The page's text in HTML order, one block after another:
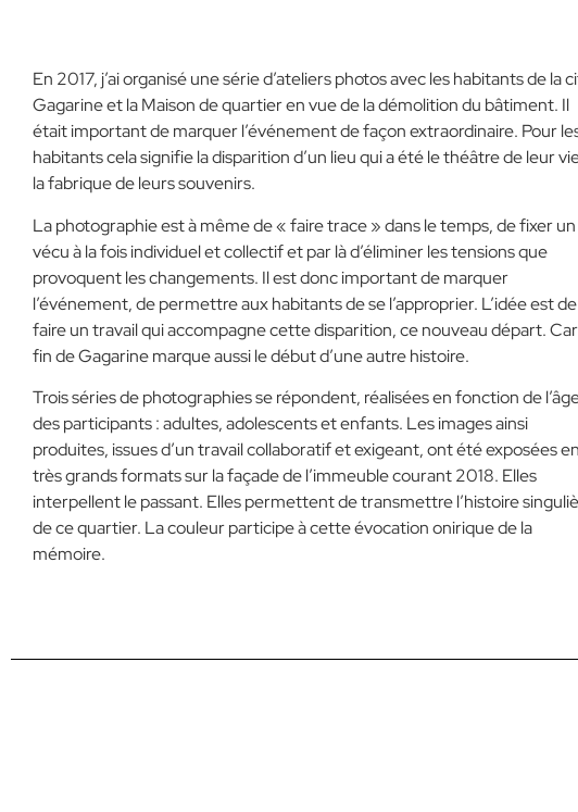
En 2017, j’ai organisé une série d’ateliers photos avec les habitants de la
Gagarine et la Maison de quartier en vue de la démolition du bâtiment. Il
était important de marquer l’événement de façon extraordinaire. Pour
habitants cela signifie la disparition d’un lieu qui a été le théâtre de leur
la fabrique de leurs souvenirs.
La photographie est à même de « faire trace » dans le temps, de fixer un
vécu à la fois individuel et collectif et par là d’éliminer les tensions que
provoquent les changements. Il est donc important de marquer
l’événement, de permettre aux habitants de se l’approprier. L’idée est de
faire un travail qui accompagne cette disparition, ce nouveau départ.
fin de Gagarine marque aussi le début d’une autre histoire.
Trois séries de photographies se répondent, réalisées en fonction de
des participants : adultes, adolescents et enfants. Les images ainsi
produites, issues d’un travail collaboratif et exigeant, ont été exposées en
très grands formats sur la façade de l’immeuble courant 2018. Elles
interpellent le passant. Elles permettent de transmettre l’histoire
de ce quartier. La couleur participe à cette évocation onirique de la
mémoire.